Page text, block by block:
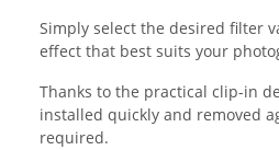
Simply select the desired filter
effect that best suits your
Thanks to the practical clip-in
installed quickly and removed
required.